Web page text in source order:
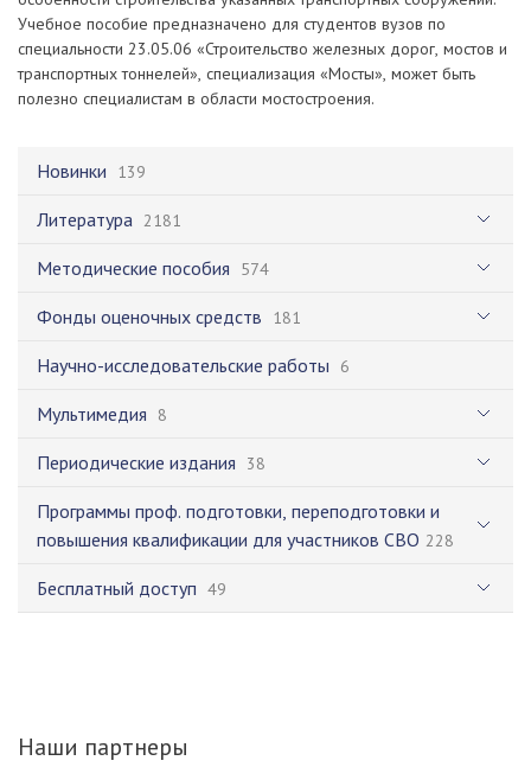
Новинки 139
Литература 2181
Методические пособия 574
Фонды оценочных средств 181
Научно-исследовательские работы 6
Мультимедия 8
Периодические издания 38
Программы проф. подготовки, переподготовки и
повышения квалификации для участников СВО 228
Бесплатный доступ 49
Учебное пособие предназначено для студентов вузов по
специальности 23.05.06 «Строительство железных дорог, мостов и
транспортных тоннелей», специализация «Мосты», может быть
полезно специалистам в области мостостроения.
Наши партнеры